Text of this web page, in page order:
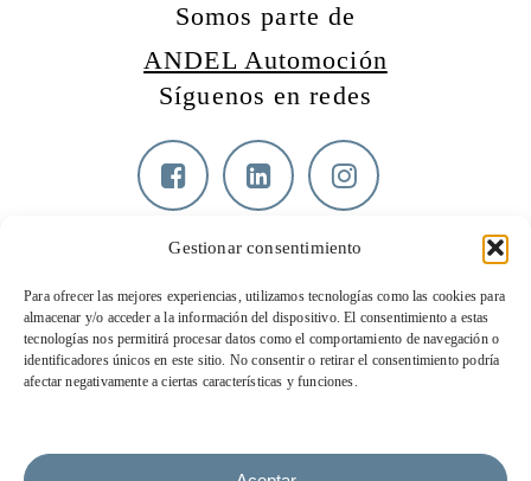
Gestionar consentimiento
Para ofrecer las mejores experiencias, utilizamos tecnologías como las cookies para
almacenar y/o acceder a la información del dispositivo. El consentimiento a estas
tecnologías nos permitirá procesar datos como el comportamiento de navegación o
identificadores únicos en este sitio. No consentir o retirar el consentimiento podría
afectar negativamente a ciertas características y funciones.
Somos parte de
ANDEL Automoción
Síguenos en redes
T: 915 062 350
E: web@electrosanz.com